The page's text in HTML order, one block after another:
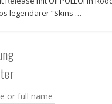
legendärer “Skins …
or full name